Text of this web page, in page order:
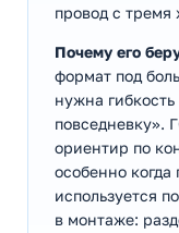
провод с
Почему его
формат под
нужна
повседневку».
ориентир по
особенно
используется
в монтаже: